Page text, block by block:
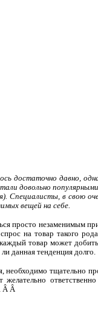
достаточно давно,
довольно
Специалисты, в
вещей на себе.
просто незаменимым
на товар такого
товар может
данная тенденция долго.
тщательно
Â Â